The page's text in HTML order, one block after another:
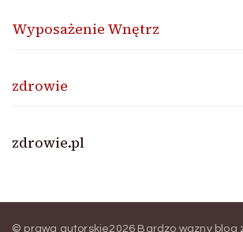
Wyposażenie Wnętrz
zdrowie
zdrowie.pl
© prawa autorskie2026 Bardzo wazny blog